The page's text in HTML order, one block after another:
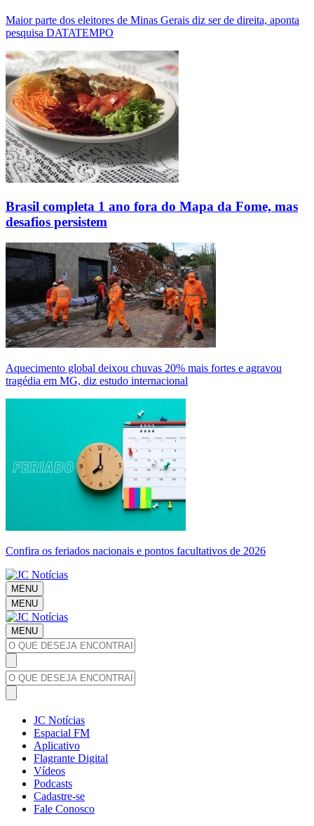
Maior parte dos eleitores de Minas Gerais diz ser de direita, aponta
pesquisa DATATEMPO
Brasil completa 1 ano fora do Mapa da Fome, mas
desafios persistem
Aquecimento global deixou chuvas 20% mais fortes e agravou
tragédia em MG, diz estudo internacional
Confira os feriados nacionais e pontos facultativos de 2026
MENU
MENU
MENU
JC Notícias
Espacial FM
Aplicativo
Flagrante Digital
Vídeos
Podcasts
Cadastre-se
Fale Conosco